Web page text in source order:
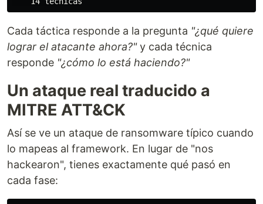
Cada táctica responde a la pregunta "¿qué quiere
lograr el atacante ahora?"y cada técnica
responde "¿cómo lo está haciendo?"
Un ataque real traducido a
MITRE ATT&CK
Así se ve un ataque de ransomware típico cuando
lo mapeas al framework. En lugar de "nos
hackearon", tienes exactamente qué pasó en
cada fase: